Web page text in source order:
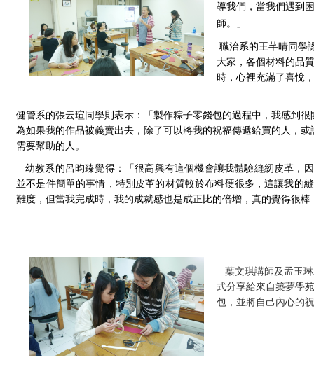
導我們，當我們遇到
師。」
職治系的王芊晴同學
大家，各個材料的品
時，心裡充滿了喜悅
健管系的張云瑄同學則表示：「製作粽子零錢包的過程中，我感到很
為如果我的作品被義賣出去，除了可以將我的祝福傳遞給買的人，或
需要幫助的人。
幼教系的呂昀臻覺得：「很高興有這個機會讓我體驗縫紉皮革，
並不是件簡單的事情，特別皮革的材質較於布料硬很多，這讓我的
難度，但當我完成時，我的成就感也是成正比的倍增，真的覺得很棒
葉文琪講師及孟玉
式分享給來自築夢學
包，並將自己內心的